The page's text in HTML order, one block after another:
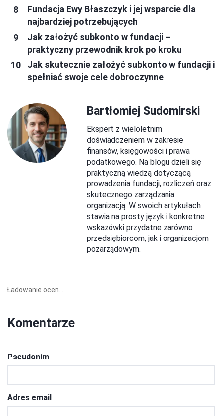
Fundacja Ewy Błaszczyk i jej wsparcie dla
najbardziej potrzebujących
Jak założyć subkonto w fundacji –
praktyczny przewodnik krok po kroku
Jak skutecznie założyć subkonto w fundacji i
spełniać swoje cele dobroczynne
Bartłomiej Sudomirski
Ekspert z wieloletnim
doświadczeniem w zakresie
finansów, księgowości i prawa
podatkowego. Na blogu dzieli się
praktyczną wiedzą dotyczącą
prowadzenia fundacji, rozliczeń oraz
skutecznego zarządzania
organizacją. W swoich artykułach
stawia na prosty język i konkretne
wskazówki przydatne zarówno
przedsiębiorcom, jak i organizacjom
pozarządowym.
Ładowanie ocen...
Komentarze
Pseudonim
Adres email